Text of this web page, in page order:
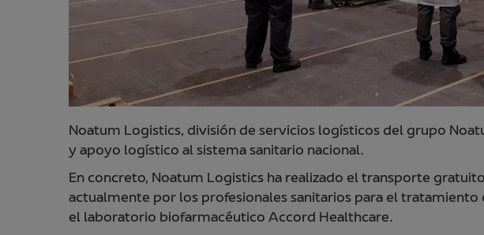
Noatum Logistics, división de servicios logísticos del grupo
y apoyo logístico al sistema sanitario nacional.
En concreto, Noatum Logistics ha realizado el transporte
actualmente por los profesionales sanitarios para el
el laboratorio biofarmacéutico Accord Healthcare.